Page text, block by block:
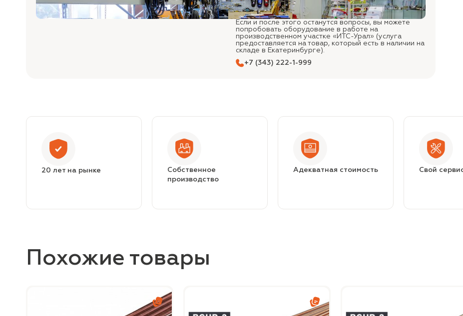
Если и после этого останутся вопросы, вы можете
попробовать оборудование в работе на
производственном участке «ИТС-Урал» (услуга
предоставляется на товар, который есть в наличии на
складе в Екатеринбурге).
+7 (343) 222-1-999
20 лет на рынке
Собственное
производство
Адекватная стоимость Свой
Похожие товары